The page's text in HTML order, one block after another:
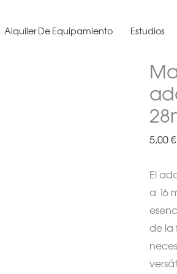
Alquiler De Equipamiento Estudios
5,00€
El
a 16
de la